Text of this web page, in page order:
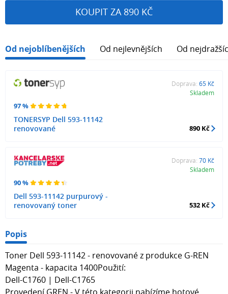
KOUPIT ZA 890 KČ
Od nejoblíbenějších Od nejlevnějších Od
97 %
TONERSYP Dell 593-11142
renovované
Doprava: 65 Kč
Skladem
890 Kč
90 %
Dell 593-11142 purpurový -
renovovaný toner
Doprava: 70 Kč
Skladem
532 Kč
Popis
Toner Dell 593-11142 - renovované z produkce G-REN
Magenta - kapacita 1400Použití:
Dell-C1760 | Dell-C1765